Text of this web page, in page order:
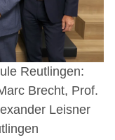
Reutlingen:
Brecht, Prof.
Leisner